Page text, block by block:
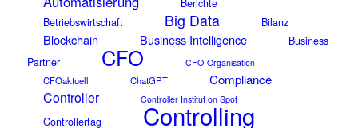
Berichte
Betriebswirtschaft
Big Data Bilanz
Blockchain Business Intelligence
Business
Partner
CFO CFO-Organisation
CFOaktuell ChatGPT Compliance
Controller Controller Institut on Spot
Controllertag Controlling